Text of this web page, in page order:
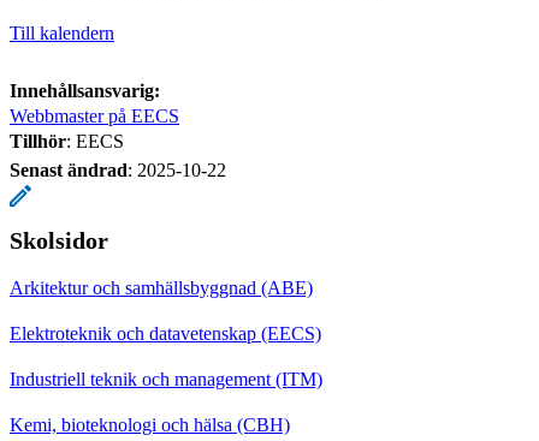
Till kalendern
Innehållsansvarig:
Webbmaster på EECS
Tillhör: EECS
Senast ändrad: 2025-10-22
Skolsidor
Arkitektur och samhällsbyggnad (ABE)
Elektroteknik och datavetenskap (EECS)
Industriell teknik och management (ITM)
Kemi, bioteknologi och hälsa (CBH)